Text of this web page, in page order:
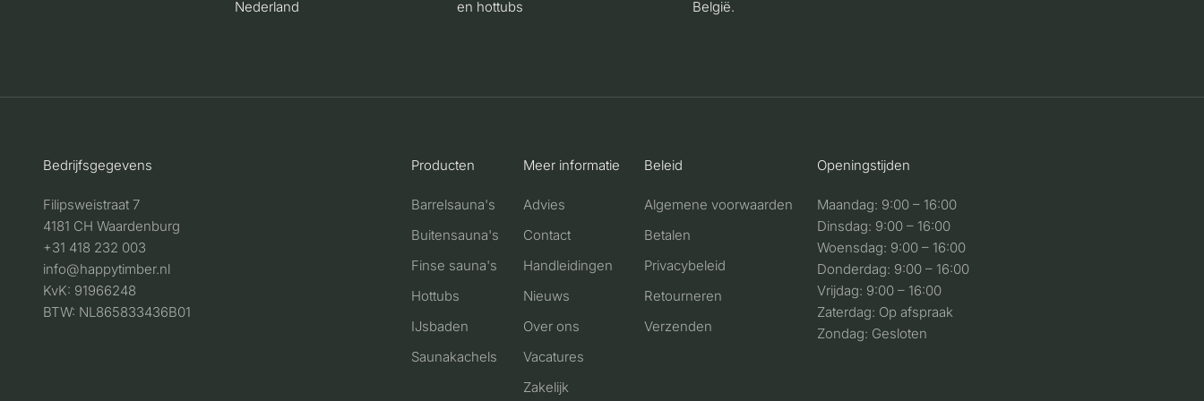
Nederland en hottubs België.
Bedrijfsgegevens
Filipsweistraat 7
4181 CH Waardenburg
+31 418 232 003
info@happytimber.nl
KvK: 91966248
BTW: NL865833436B01
Producten
Barrelsauna's
Buitensauna's
Finse sauna's
Hottubs
IJsbaden
Saunakachels
Meer informatie
Advies
Contact
Handleidingen
Nieuws
Over ons
Vacatures
Zakelijk
Beleid
Algemene voorwaarden
Betalen
Privacybeleid
Retourneren
Verzenden
Openingstijden
Maandag: 9:00 – 16:00
Dinsdag: 9:00 – 16:00
Woensdag: 9:00 – 16:00
Donderdag: 9:00 – 16:00
Vrijdag: 9:00 – 16:00
Zaterdag: Op afspraak
Zondag: Gesloten